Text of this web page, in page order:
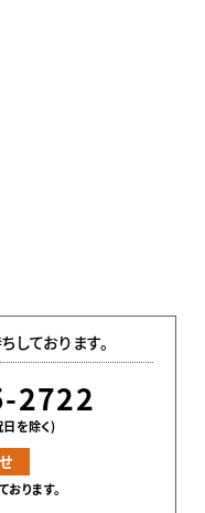
しております。
2722
を除く)
ります。